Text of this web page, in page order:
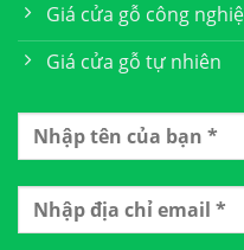
Giá cửa gỗ công
Giá cửa gỗ tự nhiên